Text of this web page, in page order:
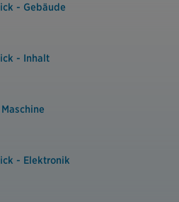
- Gebäude
- Inhalt
- Elektronik